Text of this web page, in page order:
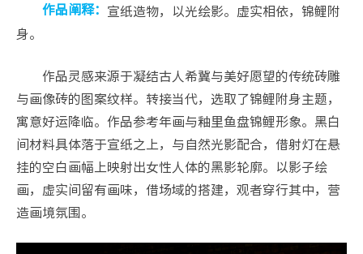
作品阐释： 宣纸造物，以光绘影。虚实相依，锦鲤附
身。
作品灵感来源于凝结古人希冀与美好愿望的传统砖雕
与画像砖的图案纹样。转接当代，选取了锦鲤附身主题，
寓意好运降临。作品参考年画与釉里鱼盘锦鲤形象。黑白
间材料具体落于宣纸之上，与自然光影配合，借射灯在悬
挂的空白画幅上映射出女性人体的黑影轮廓。以影子绘
画，虚实间留有画味，借场域的搭建，观者穿行其中，营
造画境氛围。